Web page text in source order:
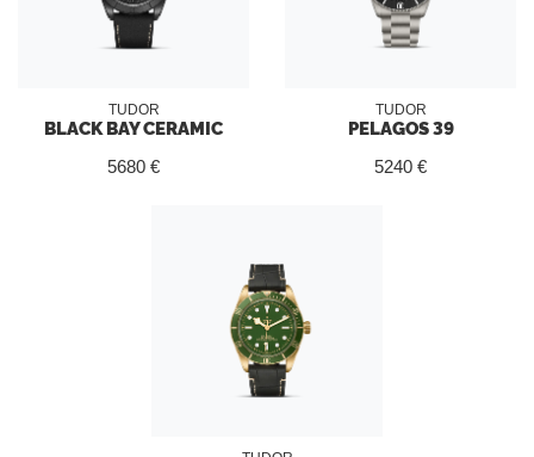
TUDOR
BLACK BAY CERAMIC
5680 €
TUDOR
PELAGOS 39
5240 €